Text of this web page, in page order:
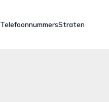
TelefoonnummersStraten